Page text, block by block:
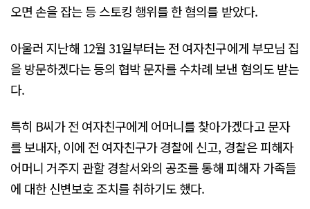
오면 손을 잡는 등 스토킹 행위를 한 혐의를 받았다.
아울러 지난해 12월 31일부터는 전 여자친구에게 부모님 집
을 방문하겠다는 등의 협박 문자를 수차례 보낸 혐의도 받는
다.
특히 B씨가 전 여자친구에게 어머니를 찾아가겠다고 문자
를 보내자, 이에 전 여자친구가 경찰에 신고, 경찰은 피해자
어머니 거주지 관할 경찰서와의 공조를 통해 피해자 가족들
에 대한 신변보호 조치를 취하기도 했다.